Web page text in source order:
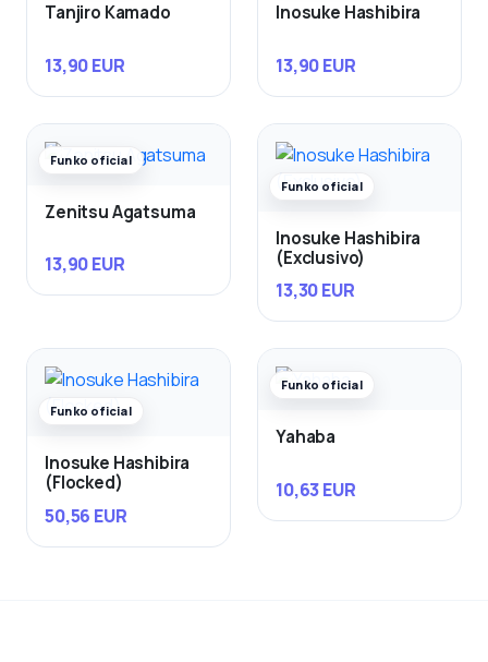
Tanjiro Kamado
13,90 EUR
Inosuke Hashibira
13,90 EUR
Funko oficial
Zenitsu Agatsuma
13,90 EUR
Funko oficial
Inosuke Hashibira
(Exclusivo)
13,30 EUR
Funko oficial
Inosuke Hashibira
(Flocked)
50,56 EUR
Funko oficial
Yahaba
10,63 EUR